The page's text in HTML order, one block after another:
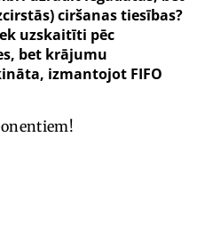
ciršanas tiesības?
uzskaitīti pēc
bet krājumu
izmantojot FIFO